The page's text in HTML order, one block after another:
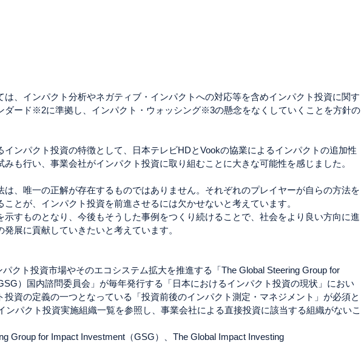
は、インパクト分析やネガティブ・インパクトへの対応等を含めインパクト投資に関す
ダード※2に準拠し、インパクト・ウォッシング※3の懸念をなくしていくことを方針の
インパクト投資の特徴として、日本テレビHDとVookの協業によるインパクトの追加性
みも行い、事業会社がインパクト投資に取り組むことに大きな可能性を感じました。
は、唯一の正解が存在するものではありません。それぞれのプレイヤーが自らの方法を
とが、インパクト投資を前進させるには欠かせないと考えています。
示すものとなり、今後もそうした事例をつくり続けることで、社会をより良い方向に進
展に貢献していきたいと考えています。
クト投資市場やそのエコシステム拡大を推進する「The Global Steering Group for
）国内諮問委員会」が毎年発行する「日本におけるインパクト投資の現状」におい
投資の定義の一つとなっている「投資前後のインパクト測定・マネジメント」が必須と
ンパクト投資実施組織一覧を参照し、事業会社による直接投資に該当する組織がないこ
Group for Impact Investment（GSG）、The Global Impact Investing